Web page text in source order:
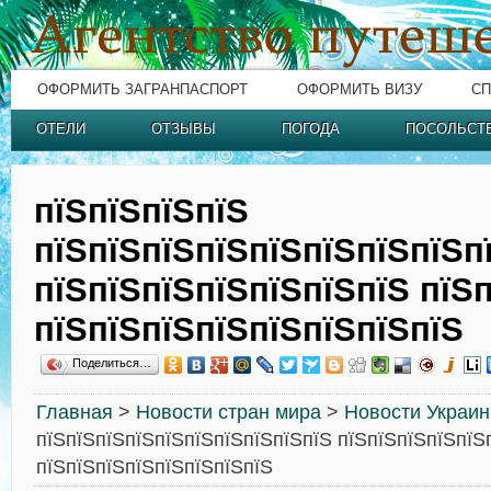
ОФОРМИТЬ ЗАГРАНПАСПОРТ ОФОРМИТЬ ВИЗУ
ОТЕЛИ ОТЗЫВЫ ПОГОДА
пїЅпїЅпїЅпїЅ
пїЅпїЅпїЅпїЅпїЅпїЅпїЅ
пїЅпїЅпїЅпїЅпїЅпїЅпїЅпїЅ
Поделиться…
Главная > Новости стран мира > Новости
пїЅпїЅпїЅпїЅпїЅпїЅпїЅпїЅпїЅпїЅ
пїЅпїЅпїЅпїЅпїЅпїЅпїЅпїЅ